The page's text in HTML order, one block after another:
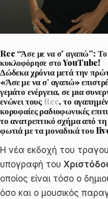
Rec “Άσε με να σ’ αγαπώ”:
κυκλοφόρησε στο YouTube!
Δώδεκα χρόνια μετά την
«Άσε με να σ’ αγαπώ»
γεμάτο ενέργεια, σε μια
ενώνει τους Rec, το
κορυφαίες ραδιοφωνικές
το ανατρεπτικό σχήμα από
φωτιά με τα μοναδικά του
Η νέα εκδοχή του
υπογραφή του
οποίος είναι τόσο ο
όσο και ο μουσικός